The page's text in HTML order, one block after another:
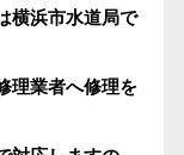
横浜市水道局で
理業者へ修理を